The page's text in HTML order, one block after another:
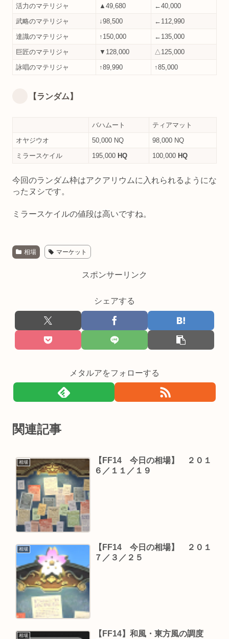
活力のマテリジャ ▲49,680
←40,000
武略のマテリジャ
↓98,500
←112,990
達識のマテリジャ
↑150,000
←135,000
巨匠のマテリジャ
▼128,000
△125,000
詠唱のマテリジャ
↑89,990 ↑85,000
【ランダム】
バハムート
ティアマット
オヤジウオ
50,000 NQ
98,000 NQ
ミラースケイル
195,000 HQ 100,000 HQ
今回のランダム枠はアクアリウムに入れられるようにな
ったヌシです。
ミラースケイルの値段は高いですね。
相場 マーケット
スポンサーリンク
シェアする
メタルアをフォローする
関連記事
相場
【FF14 今日の相場】 ２０１
６／１１／１９
相場
【FF14 今日の相場】 ２０１
７／３／２５
相場
【FF14】和風・東方風の調度